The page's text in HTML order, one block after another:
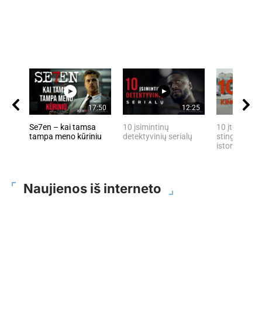
17:50
Se7en – kai tamsa
tampa meno kūriniu
12:25
10 įsimintinų
detektyvinių serialų
10 įtemptų,
stingdančių
istorijų
Naujienos iš interneto